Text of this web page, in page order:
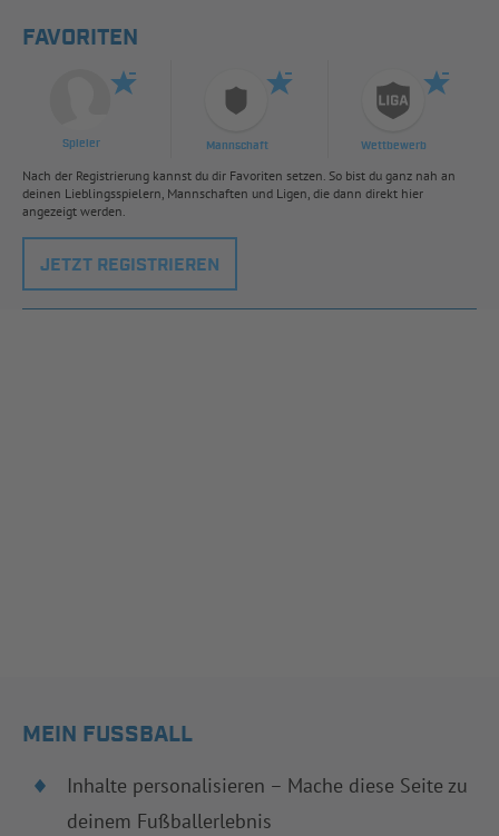
FAVORITEN
Spieler Mannschaft Wettbewerb
Nach der Registrierung kannst du dir Favoriten setzen. So bist du ganz nah an
deinen Lieblingsspielern, Mannschaften und Ligen, die dann direkt hier
angezeigt werden.
JETZT REGISTRIEREN
MEIN FUSSBALL
Inhalte personalisieren – Mache diese Seite zu
deinem Fußballerlebnis